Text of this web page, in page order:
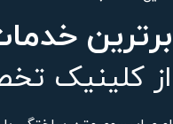
برترین
از کلینیک